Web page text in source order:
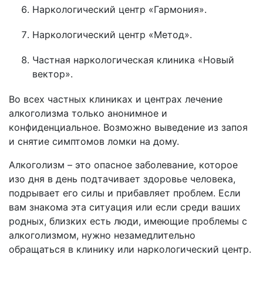
Наркологический центр «Гармония».
Наркологический центр «Метод».
Частная наркологическая клиника «Новый
вектор».
Во всех частных клиниках и центрах лечение
алкоголизма только анонимное и
конфиденциальное. Возможно выведение из запоя
и снятие симптомов ломки на дому.
Алкоголизм – это опасное заболевание, которое
изо дня в день подтачивает здоровье человека,
подрывает его силы и прибавляет проблем. Если
вам знакома эта ситуация или если среди ваших
родных, близких есть люди, имеющие проблемы с
алкоголизмом, нужно незамедлительно
обращаться в клинику или наркологический центр.